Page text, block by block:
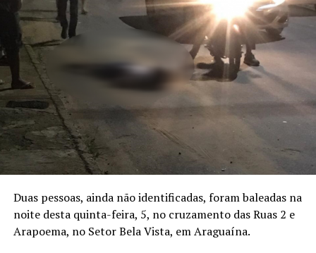
Duas pessoas, ainda não identificadas, foram baleadas na
noite desta quinta-feira, 5, no cruzamento das Ruas 2 e
Arapoema, no Setor Bela Vista, em Araguaína.